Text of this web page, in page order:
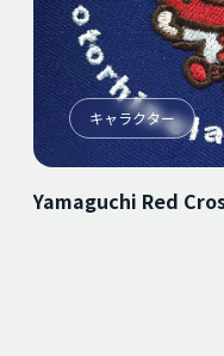
キャラクター
Yamaguchi Red